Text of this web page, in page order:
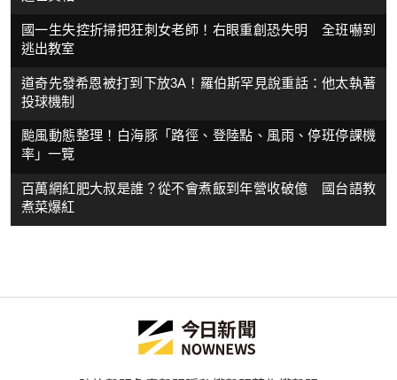
國一生失控折掃把狂刺女老師！右眼重創恐失明 全班嚇到
逃出教室
道奇先發希恩被打到下放3A！羅伯斯罕見說重話：他太執著
投球機制
颱風動態整理！白海豚「路徑、登陸點、風雨、停班停課機
率」一覽
百萬網紅肥大叔是誰？從不會煮飯到年營收破億 國台語教
煮菜爆紅